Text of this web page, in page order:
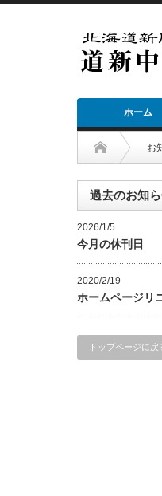
ホーム
お
過去のお知
2026/1/5
今月の休刊日
2020/2/19
ホームページリ
トップページに戻